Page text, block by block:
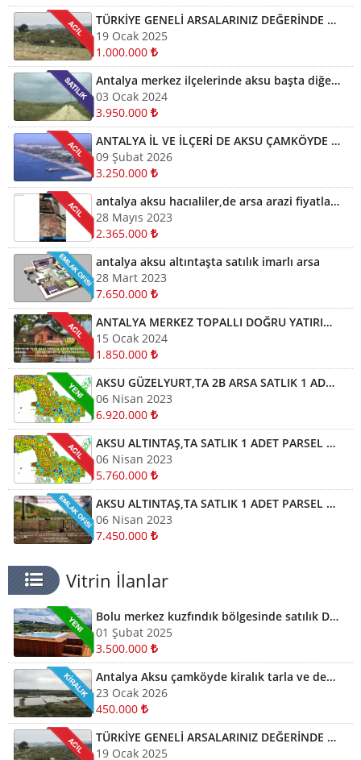
TÜRKİYE GENELİ ARSALARINIZ DEĞERİNDE ALINIR SATILIR TAKAS EDİLİR ARAYIN YARDIMCI OLALIM
19 Ocak 2025
1.000.000
Antalya merkez ilçelerinde aksu başta diğer ilçelerde satılık imarlı müstail tapulu arsa
03 Ocak 2024
3.950.000
ANTALYA İL VE İLÇERİ DE AKSU ÇAMKÖYDE ARSALARINIZ AYNI GÜN NAKİTE ÇEVRİLİR
09 Şubat 2026
3.250.000
antalya aksu hacıaliler,de arsa arazi fiyatları kelepir arazi ve arsalar
28 Mayıs 2023
2.365.000
antalya aksu altıntaşta satılık imarlı arsa
28 Mart 2023
7.650.000
ANTALYA MERKEZ TOPALLI DOĞRU YATIRIM YAPMAK İÇİN BİZİ ARAYIN YARDIMCI OLALIM ARSA TARLA
15 Ocak 2024
1.850.000
AKSU GÜZELYURT,TA 2B ARSA SATLIK 1 ADET PARSEL TOPLAMI 320 M2
06 Nisan 2023
6.920.000
AKSU ALTINTAŞ,TA SATLIK 1 ADET PARSEL TOPLAMI 320 M2 İMARLI ARSA KELEPİR ARSA
06 Nisan 2023
5.760.000
AKSU ALTINTAŞ,TA SATLIK 1 ADET PARSEL TOPLAMI 340 M2 İMARLI ARSA KELEPİR
06 Nisan 2023
7.450.000
Vitrin İlanlar
Bolu merkez kuzfındık bölgesinde satılık Devremülk kira garantili
01 Şubat 2025
3.500.000
Antalya Aksu çamköyde kiralık tarla ve depolar için bizi arayabilirsiniz
23 Ocak 2026
450.000
TÜRKİYE GENELİ ARSALARINIZ DEĞERİNDE ALINIR SATILIR TAKAS EDİLİR ARAYIN YARDIMCI OLALIM
19 Ocak 2025